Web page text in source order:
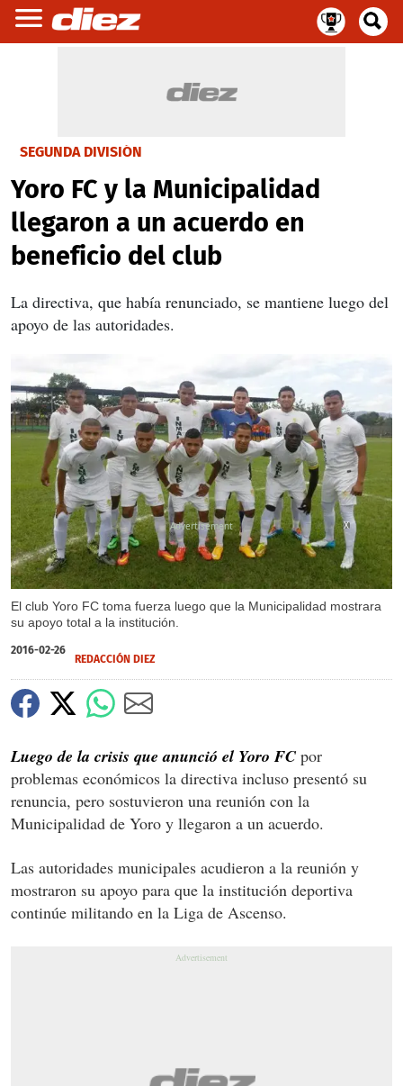
SEGUNDA DIVISIÓN
Yoro FC y la Municipalidad
llegaron a un acuerdo en
beneficio del club
La directiva, que había renunciado, se mantiene luego del
apoyo de las autoridades.
El club Yoro FC toma fuerza luego que la Municipalidad mostrara
su apoyo total a la institución.
X
2016-02-26
REDACCIÓN DIEZ
Luego de la crisis que anunció el Yoro FC por
problemas económicos la directiva incluso presentó su
renuncia, pero sostuvieron una reunión con la
Municipalidad de Yoro y llegaron a un acuerdo.
Las autoridades municipales acudieron a la reunión y
mostraron su apoyo para que la institución deportiva
continúe militando en la Liga de Ascenso.